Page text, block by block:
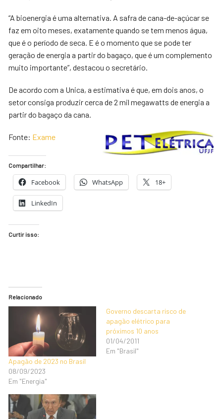
“A bioenergia é uma alternativa. A safra de cana-de-açúcar se
faz em oito meses, exatamente quando se tem menos água,
que é o período de seca. E é o momento que se pode ter
geração de energia a partir do bagaço, que é um complemento
muito importante”, destacou o secretário.
De acordo com a Unica, a estimativa é que, em dois anos, o
setor consiga produzir cerca de 2 mil megawatts de energia a
partir do bagaço da cana.
Fonte: Exame
Compartilhar:
Facebook WhatsApp 18+
LinkedIn
Curtir isso:
Relacionado
Apagão de 2023 no Brasil
08/09/2023
Em "Energia"
Governo descarta risco de
apagão elétrico para
próximos 10 anos
01/04/2011
Em "Brasil"